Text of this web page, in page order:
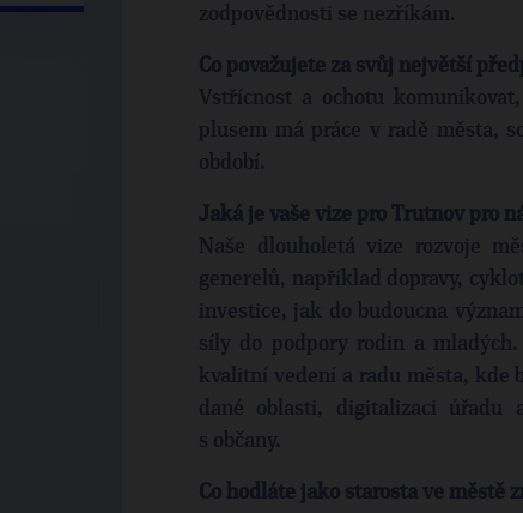
zodpovědnosti se nezříkám.
Co považujete za svůj největší
Vstřícnost a ochotu
plusem má práce v radě města,
období.
Jaká je vaše vize pro Trutnov pro
Naše dlouholetá vize rozvoje
generelů, například dopravy,
investice, jak do budoucna
síly do podpory rodin a
kvalitní vedení a radu města, kde
dané oblasti, digitalizaci úřadu
s občany.
Co hodláte jako starosta ve městě